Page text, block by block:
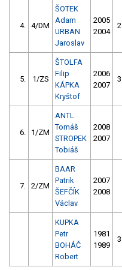
4. 4/DM
ŠOTEK
Adam
URBAN
Jaroslav
2005
2004
2
5. 1/ZS
ŠTOLFA
Filip
KÁPKA
Kryštof
2006
2007
3
6. 1/ZM
ANTL
Tomáš
STROPEK
Tobiáš
2008
2007
7. 2/ZM
BAAR
Patrik
ŠEFČÍK
Václav
2007
2008
KUPKA
Petr
BOHÁČ
Robert
1981
1989
3